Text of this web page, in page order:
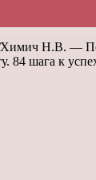
Химич Н.В. —
84 шага к